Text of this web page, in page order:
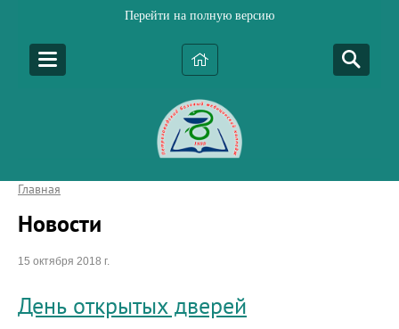
Перейти на полную версию
Главная
Новости
15 октября 2018 г.
День открытых дверей